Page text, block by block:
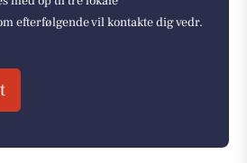
efterfølgende vil kontakte dig vedr.